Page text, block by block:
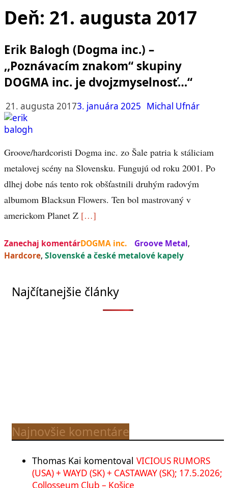
Deň: 21. augusta 2017
Erik Balogh (Dogma inc.) –
,,Poznávacím znakom“ skupiny
DOGMA inc. je dvojzmyselnosť…“
21. augusta 20173. januára 2025 Michal Ufnár
Groove/hardcoristi Dogma inc. zo Šale patria k stáliciam
metalovej scény na Slovensku. Fungujú od roku 2001. Po
dlhej dobe nás tento rok obšťastnili druhým radovým
albumom Blacksun Flowers. Ten bol mastrovaný v
americkom Planet Z […]
Zanechaj komentárDOGMA inc. Groove Metal,
Hardcore, Slovenské a české metalové kapely
Najčítanejšie články
Najnovšie komentáre
Thomas Kai komentoval VICIOUS RUMORS
(USA) + WAYD (SK) + CASTAWAY (SK); 17.5.2026;
Collosseum Club – Košice